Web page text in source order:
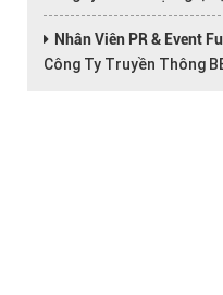
Nhân Viên PR & Event
Công Ty Truyền Thông